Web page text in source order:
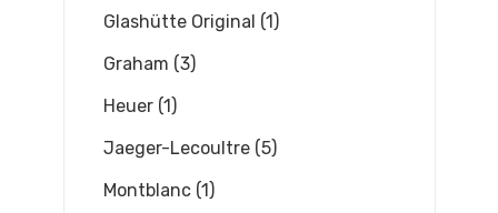
Glashütte Original (1)
Graham (3)
Heuer (1)
Jaeger-Lecoultre (5)
Montblanc (1)